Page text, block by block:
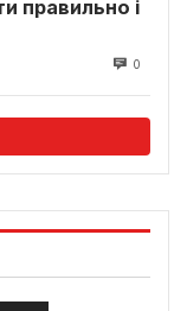
правильно і
0